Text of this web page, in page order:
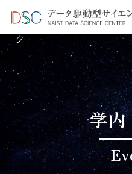
TOP ＞ イベント情報
ク
学内